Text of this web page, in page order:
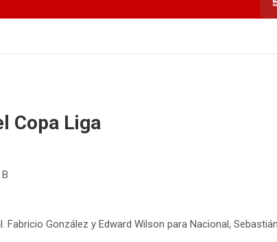
Copa Liga
González y Edward Wilson para Nacional,